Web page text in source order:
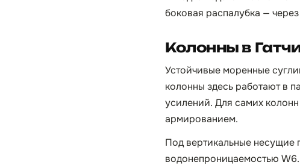
боковая распалубка —
Колонны в
Устойчивые моренные
колонны здесь работают в
усилений. Для самих
армированием.
Под вертикальные
водонепроницаемостью